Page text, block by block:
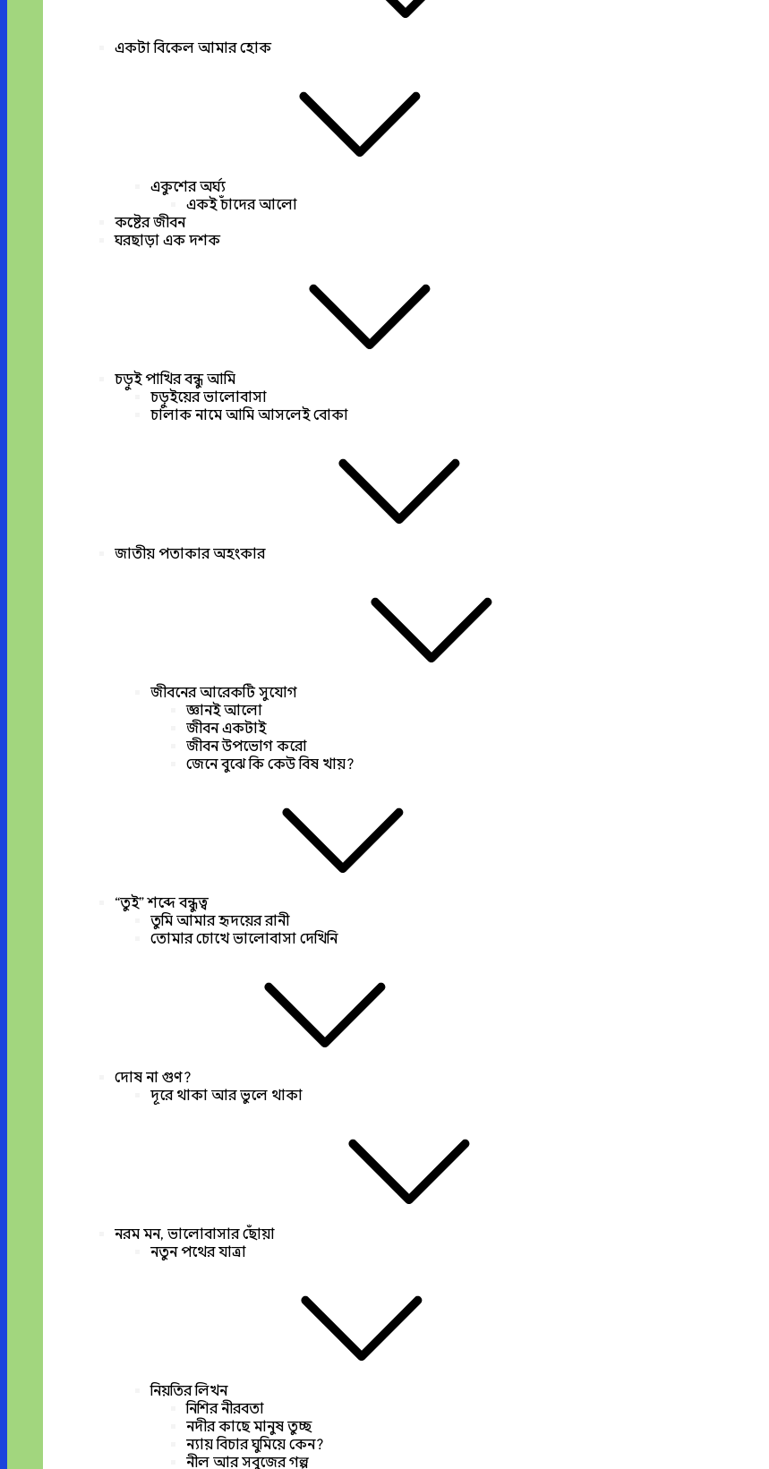
একটা বিকেল আমার হোক
একুশের অর্ঘ্য
একই চাঁদের আলো
কষ্টের জীবন
ঘরছাড়া এক দশক
চড়ুই পাখির বন্ধু আমি
চড়ুইয়ের ভালোবাসা
চালাক নামে আমি আসলেই বোকা
জাতীয় পতাকার অহংকার
জীবনের আরেকটি সুযোগ
জ্ঞানই আলো
জীবন একটাই
জীবন উপভোগ করো
জেনে বুঝে কি কেউ বিষ খায়?
“তুই” শব্দে বন্ধুত্ব
তুমি আমার হৃদয়ের রানী
তোমার চোখে ভালোবাসা দেখিনি
দোষ না গুণ?
দূরে থাকা আর ভুলে থাকা
নরম মন, ভালোবাসার ছোঁয়া
নতুন পথের যাত্রা
নিয়তির লিখন
নিশির নীরবতা
নদীর কাছে মানুষ তুচ্ছ
ন্যায় বিচার ঘুমিয়ে কেন?
নীল আর সবুজের গল্প